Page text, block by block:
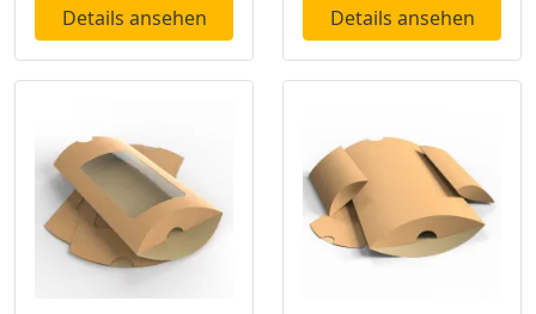
Details ansehen Details ansehen